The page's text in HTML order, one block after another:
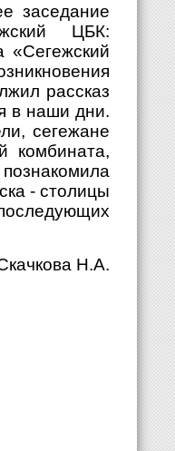
заседание
ЦБК:
«Сегежский
рассказ
в наши дни.
сегежане
комбината,
- столицы
Н.А.